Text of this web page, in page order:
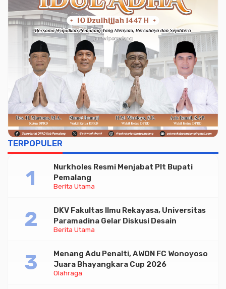
Advertisment
TERPOPULER
Berita Utama
Nurkholes Resmi Menjabat Plt Bupati
Pemalang
Berita Utama
DKV Fakultas Ilmu Rekayasa, Universitas
Paramadina Gelar Diskusi Desain
Olahraga
Menang Adu Penalti, AWON FC Wonoyoso
Juara Bhayangkara Cup 2026